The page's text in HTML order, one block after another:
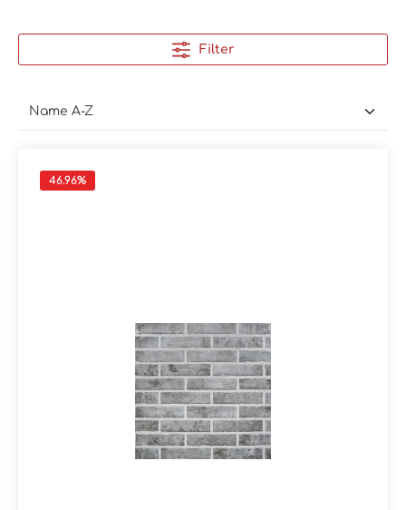
Filter
46.96%